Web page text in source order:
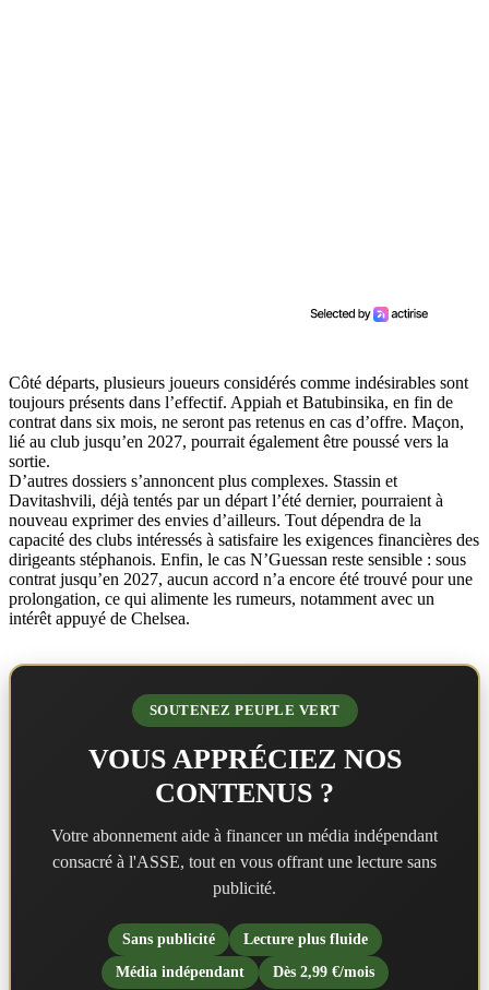
Côté départs, plusieurs joueurs considérés comme indésirables sont
toujours présents dans l’effectif. Appiah et Batubinsika, en fin de
contrat dans six mois, ne seront pas retenus en cas d’offre. Maçon,
lié au club jusqu’en 2027, pourrait également être poussé vers la
sortie.
D’autres dossiers s’annoncent plus complexes. Stassin et
Davitashvili, déjà tentés par un départ l’été dernier, pourraient à
nouveau exprimer des envies d’ailleurs. Tout dépendra de la
capacité des clubs intéressés à satisfaire les exigences financières des
dirigeants stéphanois. Enfin, le cas N’Guessan reste sensible : sous
contrat jusqu’en 2027, aucun accord n’a encore été trouvé pour une
prolongation, ce qui alimente les rumeurs, notamment avec un
intérêt appuyé de Chelsea.
SOUTENEZ PEUPLE VERT
VOUS APPRÉCIEZ NOS
CONTENUS ?
Votre abonnement aide à financer un média indépendant
consacré à l'ASSE, tout en vous offrant une lecture sans
publicité.
Sans publicité
Lecture plus fluide
Média indépendant
Dès 2,99 €/mois